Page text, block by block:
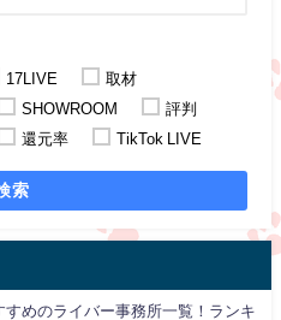
17LIVE
取材
SHOWROOM
評判
還元率 TikTok LIVE
索
すめのライバー事務所一覧！ランキ